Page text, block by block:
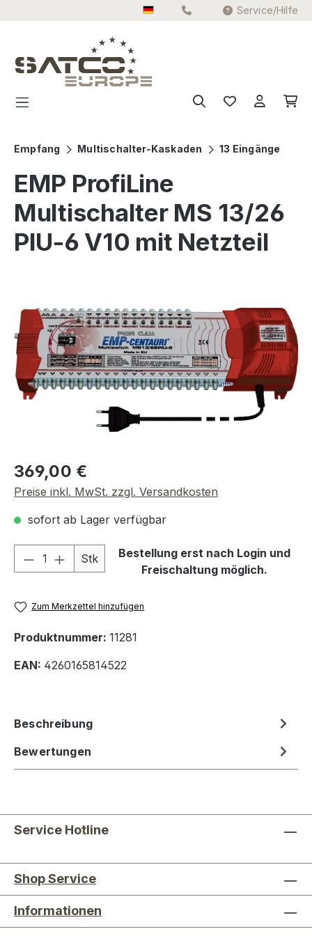
Zum Hauptinhalt springen Service/Hilfe
Empfang Multischalter-Kaskaden 13 Eingänge
EMP ProfiLine
Multischalter MS 13/26
PIU-6 V10 mit Netzteil
Regulärer Preis:
369,00 €
Preise inkl. MwSt. zzgl. Versandkosten
sofort ab Lager verfügbar
Produkt Anzahl: Gib den
Stk
Bestellung erst nach Login und
Freischaltung möglich.
Zum Merkzettel hinzufügen
Produktnummer: 11281
EAN: 4260165814522
Beschreibung
Bewertungen
Service Hotline
Shop Service
Informationen